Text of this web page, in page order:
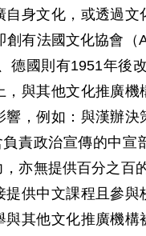
身文化，或透過
有法國文化協會
德國則有1951年後
與其他文化推廣
，例如：與漢辦
責政治宣傳的中
亦無提供百分之百
供中文課程且參
其他文化推廣機